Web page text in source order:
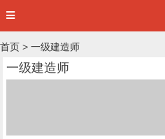
首页 > 一级建造师
一级建造师